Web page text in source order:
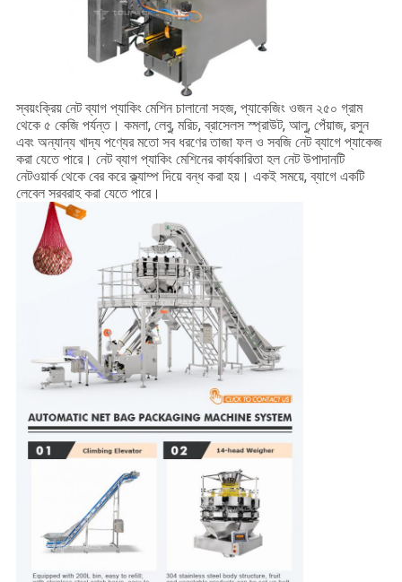
স্বয়ংক্রিয় নেট ব্যাগ প্যাকিং মেশিন চালানো সহজ, প্যাকেজিং ওজন ২৫০ গ্রাম
থেকে ৫ কেজি পর্যন্ত। কমলা, লেবু, মরিচ, ব্রাসেলস স্প্রাউট, আলু, পেঁয়াজ, রসুন
এবং অন্যান্য খাদ্য পণ্যের মতো সব ধরণের তাজা ফল ও সবজি নেট ব্যাগে প্যাকেজ
করা যেতে পারে। নেট ব্যাগ প্যাকিং মেশিনের কার্যকারিতা হল নেট উপাদানটি
নেটওয়ার্ক থেকে বের করে ক্ল্যাম্প দিয়ে বন্ধ করা হয়। একই সময়ে, ব্যাগে একটি
লেবেল সরবরাহ করা যেতে পারে।